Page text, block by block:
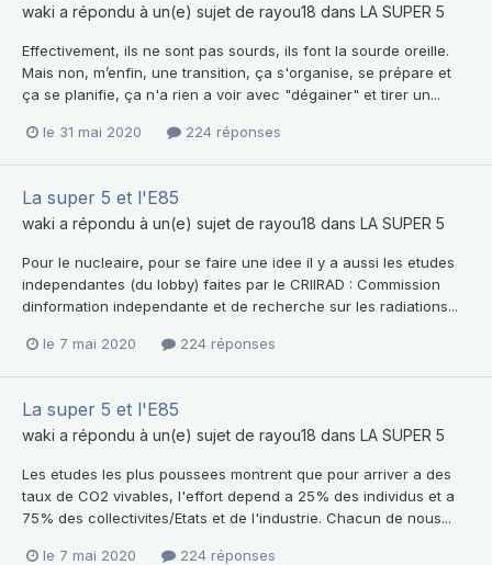
waki a répondu à un(e) sujet de rayou18 dans LA SUPER 5
Effectivement, ils ne sont pas sourds, ils font la sourde oreille.
Mais non, m’enfin, une transition, ça s'organise, se prépare et
ça se planifie, ça n'a rien a voir avec "dégainer" et tirer un...
le 31 mai 2020 224 réponses
La super 5 et l'E85
waki a répondu à un(e) sujet de rayou18 dans LA SUPER 5
Pour le nucleaire, pour se faire une idee il y a aussi les etudes
independantes (du lobby) faites par le CRIIRAD : Commission
dinformation independante et de recherche sur les radiations...
le 7 mai 2020 224 réponses
La super 5 et l'E85
waki a répondu à un(e) sujet de rayou18 dans LA SUPER 5
Les etudes les plus poussees montrent que pour arriver a des
taux de CO2 vivables, l'effort depend a 25% des individus et a
75% des collectivites/Etats et de l'industrie. Chacun de nous...
le 7 mai 2020 224 réponses